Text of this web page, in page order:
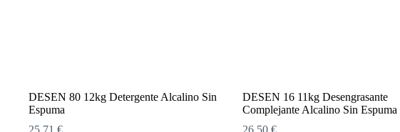
DESEN 80 12kg Detergente Alcalino Sin
Espuma
DESEN 16 11kg Desengrasante
Complejante Alcalino Sin Espuma